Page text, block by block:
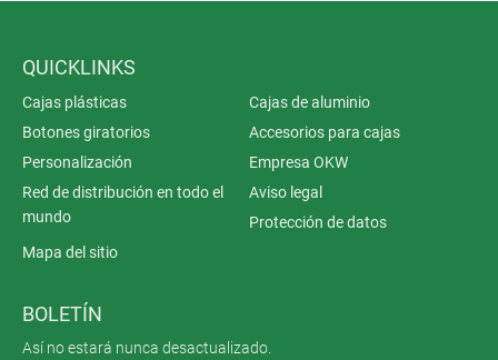
QUICKLINKS
Cajas plásticas
Cajas de aluminio
Botones giratorios
Accesorios para cajas
Personalización
Empresa OKW
Red de distribución en todo el
mundo
Aviso legal
Protección de datos
Mapa del sitio
BOLETÍN
Así no estará nunca desactualizado.